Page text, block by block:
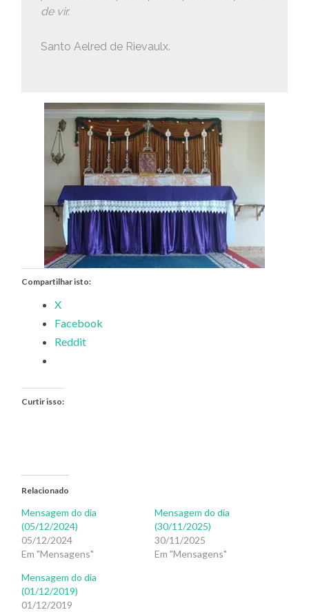
de vir.
Santo Aelred de Rievaulx.
Compartilhar isto:
X
Facebook
Reddit
Curtir isso:
Relacionado
Mensagem do dia
(05/12/2024)
05/12/2024
Em "Mensagens"
Mensagem do dia
(30/11/2025)
30/11/2025
Em "Mensagens"
Mensagem do dia
(01/12/2019)
01/12/2019